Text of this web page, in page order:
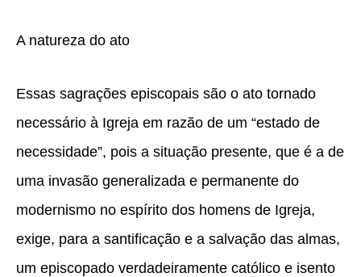
A natureza do ato
Essas sagrações episcopais são o ato tornado
necessário à Igreja em razão de um “estado de
necessidade”, pois a situação presente, que é a de
uma invasão generalizada e permanente do
modernismo no espírito dos homens de Igreja,
exige, para a santificação e a salvação das almas,
um episcopado verdadeiramente católico e isento